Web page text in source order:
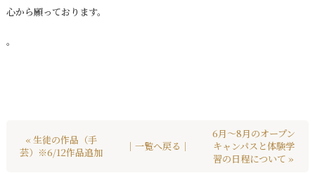
心から願っております。
。
« 生徒の作品（手
芸）※6/12作品追加
｜一覧へ戻る｜
6月～8月のオープン
キャンパスと体験学
習の日程について »